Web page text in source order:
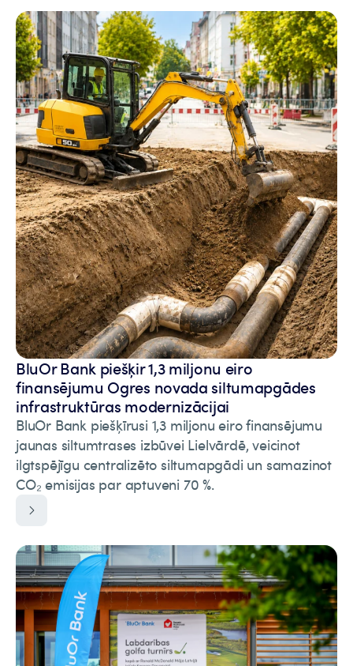
BluOr Bank piešķir 1,3 miljonu eiro
finansējumu Ogres novada siltumapgādes
infrastruktūras modernizācijai
BluOr Bank piešķīrusi 1,3 miljonu eiro finansējumu
jaunas siltumtrases izbūvei Lielvārdē, veicinot
ilgtspējīgu centralizēto siltumapgādi un samazinot
CO₂ emisijas par aptuveni 70 %.